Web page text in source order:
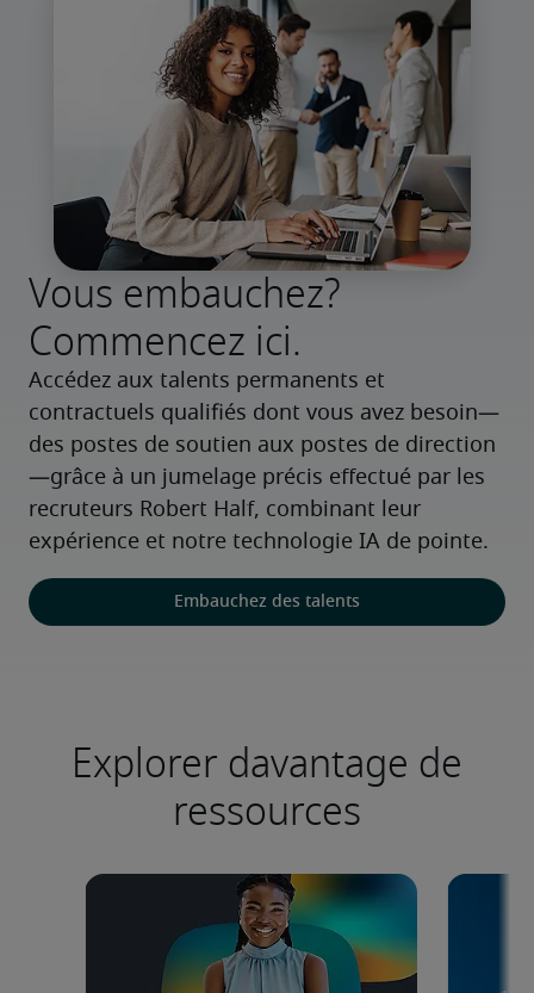
Vous embauchez?
Commencez ici.
Accédez aux talents permanents et
contractuels qualifiés dont vous avez besoin—
des postes de soutien aux postes de direction
—grâce à un jumelage précis effectué par les
recruteurs Robert Half, combinant leur
expérience et notre technologie IA de pointe.
Embauchez des talents
Explorer davantage de
ressources